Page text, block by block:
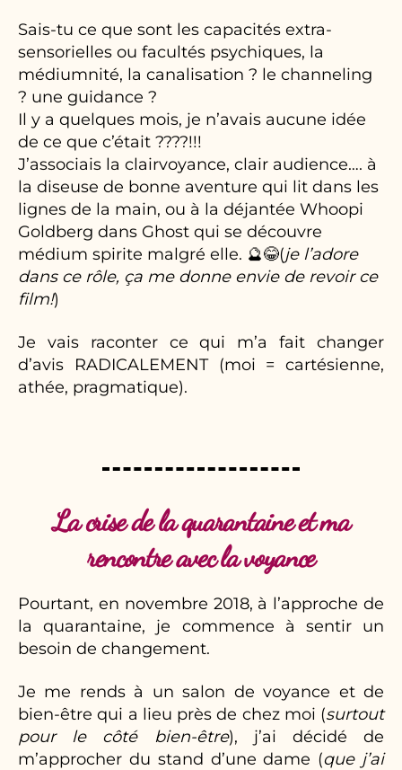
Sais-tu ce que sont les capacités extra-
sensorielles ou facultés psychiques, la
médiumnité, la canalisation ? le channeling
? une guidance ?
Il y a quelques mois, je n’avais aucune idée
de ce que c’était ????!!!
J’associais la clairvoyance, clair audience…. à
la diseuse de bonne aventure qui lit dans les
lignes de la main, ou à la déjantée Whoopi
Goldberg dans Ghost qui se découvre
médium spirite malgré elle. 🔮😂(je l’adore
dans ce rôle, ça me donne envie de revoir ce
film!)
Je vais raconter ce qui m’a fait changer
d’avis RADICALEMENT (moi = cartésienne,
athée, pragmatique).
La crise de la quarantaine et ma
rencontre avec la voyance
Pourtant, en novembre 2018, à l’approche de
la quarantaine, je commence à sentir un
besoin de changement.
Je me rends à un salon de voyance et de
bien-être qui a lieu près de chez moi (surtout
pour le côté bien-être), j’ai décidé de
m’approcher du stand d’une dame (que j’ai